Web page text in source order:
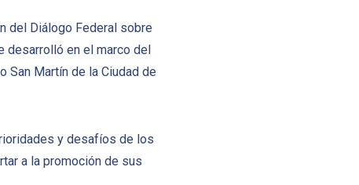
del Diálogo Federal sobre
desarrolló en el marco del
San Martín de la Ciudad de
y desafíos de los
a la promoción de sus